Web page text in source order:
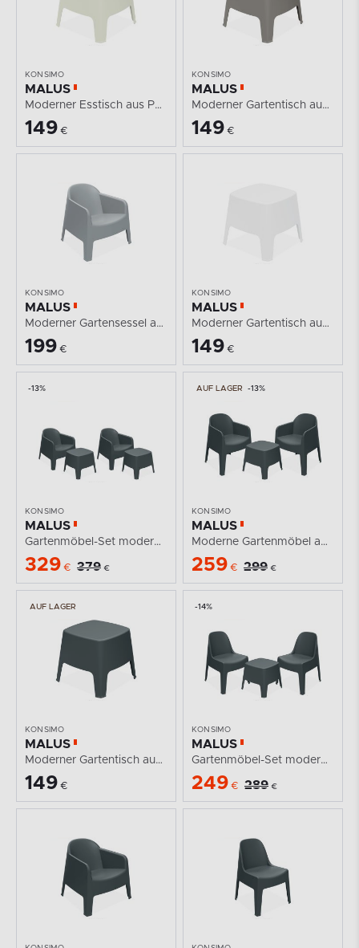
KONSIMO
MALUS
Moderner Esstisch aus Polypropylen beige
149 €
KONSIMO
MALUS
Moderner Gartentisch aus Polypropylen kühles Braun
149 €
KONSIMO
MALUS
Moderner Gartensessel aus Polypropylen grau
199 €
KONSIMO
MALUS
Moderner Gartentisch aus Polypropylen weiß
149 €
-13%
KONSIMO
MALUS
Gartenmöbel-Set modern Polypropylen anthrazit
329 € 379 €
AUF LAGER -13%
KONSIMO
MALUS
Moderne Gartenmöbel aus Polypropylen für 2 Personen...
259 € 299 €
AUF LAGER
KONSIMO
MALUS
Moderner Gartentisch aus Polypropylen anthrazit
149 €
-14%
KONSIMO
MALUS
Gartenmöbel-Set modern aus Polypropylen für 2...
249 € 289 €